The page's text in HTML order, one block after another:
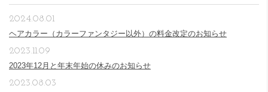
ヘアカラー（カラーファンタジー以外）の料金改定のお知らせ
2024.08.01
2023年12月と年末年始の休みのお知らせ
2023.11.09
2023.08.03